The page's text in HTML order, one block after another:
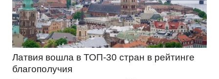
Латвия вошла в ТОП-30 стран в рейтинге
благополучия